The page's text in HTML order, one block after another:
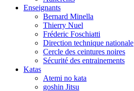
Enseignants
Bernard Minella
Thierry Nuel
Fréderic Foschiatti
Direction technique nationale
Cercle des ceintures noires
Sécurité des entrainements
Katas
Atemi no kata
goshin Jitsu